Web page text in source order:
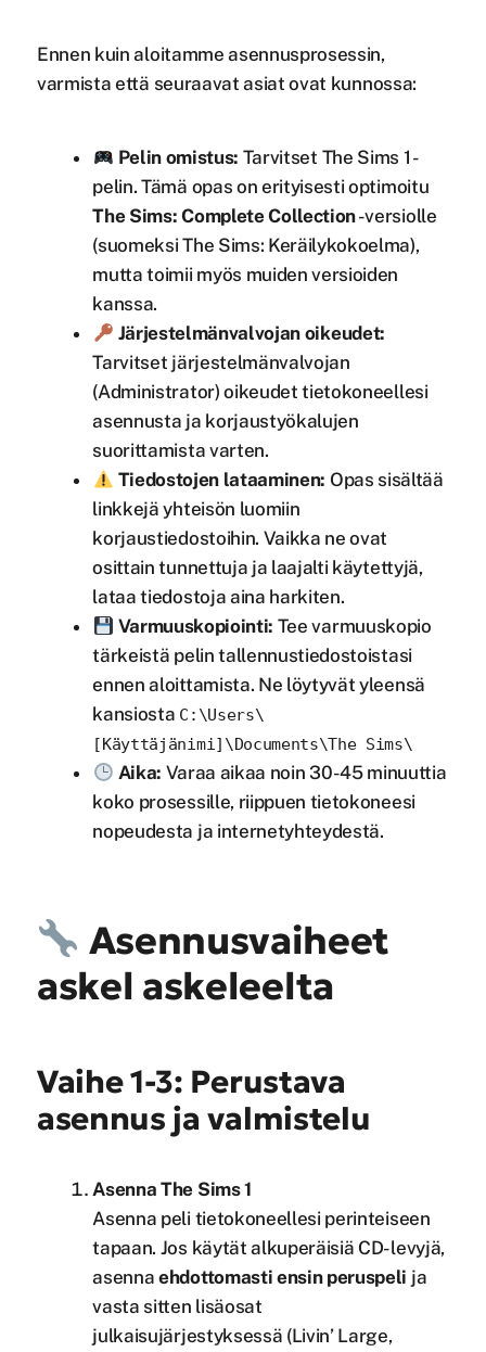
Ennen kuin aloitamme asennusprosessin,
varmista että seuraavat asiat ovat kunnossa:
Pelin omistus: Tarvitset The Sims 1 -
pelin. Tämä opas on erityisesti optimoitu
The Sims: Complete Collection-versiolle
(suomeksi The Sims: Keräilykokoelma),
mutta toimii myös muiden versioiden
kanssa.
Järjestelmänvalvojan oikeudet:
Tarvitset järjestelmänvalvojan
(Administrator) oikeudet tietokoneellesi
asennusta ja korjaustyökalujen
suorittamista varten.
Tiedostojen lataaminen: Opas sisältää
linkkejä yhteisön luomiin
korjaustiedostoihin. Vaikka ne ovat
osittain tunnettuja ja laajalti käytettyjä,
lataa tiedostoja aina harkiten.
Varmuuskopiointi: Tee varmuuskopio
tärkeistä pelin tallennustiedostoistasi
ennen aloittamista. Ne löytyvät yleensä
kansiosta C:\Users\
[Käyttäjänimi]\Documents\The Sims\
Aika: Varaa aikaa noin 30-45 minuuttia
koko prosessille, riippuen tietokoneesi
nopeudesta ja internetyhteydestä.
Asennusvaiheet
askel askeleelta
Vaihe 1-3: Perustava
asennus ja valmistelu
Asenna The Sims 1
Asenna peli tietokoneellesi perinteiseen
tapaan. Jos käytät alkuperäisiä CD-levyjä,
asennaehdottomasti ensin peruspeli ja
vasta sitten lisäosat
julkaisujärjestyksessä (Livin’ Large,